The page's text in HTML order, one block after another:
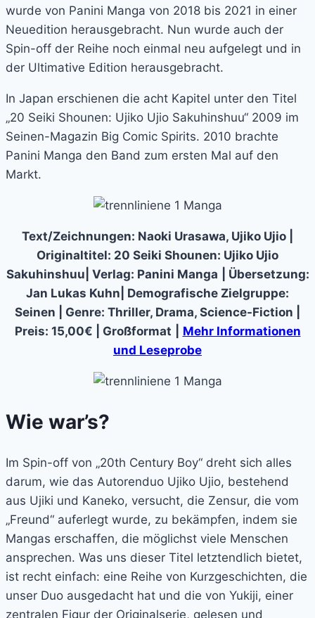
wurde von Panini Manga von 2018 bis 2021 in einer
Neuedition herausgebracht. Nun wurde auch der
Spin-off der Reihe noch einmal neu aufgelegt und in
der Ultimative Edition herausgebracht.
In Japan erschienen die acht Kapitel unter den Titel
„20 Seiki Shounen: Ujiko Ujio Sakuhinshuu“ 2009 im
Seinen-Magazin Big Comic Spirits. 2010 brachte
Panini Manga den Band zum ersten Mal auf den
Markt.
Text/Zeichnungen: Naoki Urasawa, Ujiko Ujio |
Originaltitel: 20 Seiki Shounen: Ujiko Ujio
Sakuhinshuu| Verlag: Panini Manga
| Übersetzung:
Jan Lukas Kuhn| Demografische Zielgruppe:
Seinen | Genre: Thriller, Drama, Science-Fiction |
Preis: 15,00€ | Großformat
Mehr Informationen
und Leseprobe
Wie war’s?
Im Spin-off von „20th Century Boy“ dreht sich alles
darum, wie das Autorenduo Ujiko Ujio, bestehend
aus Ujiki und Kaneko, versucht, die Zensur, die vom
„Freund“ auferlegt wurde, zu bekämpfen, indem sie
Mangas erschaffen, die möglichst viele Menschen
ansprechen. Was uns dieser Titel letztendlich bietet,
ist recht einfach: eine Reihe von Kurzgeschichten, die
unser Duo ausgedacht hat und die von Yukiji, einer
zentralen Figur der Originalserie, gelesen und